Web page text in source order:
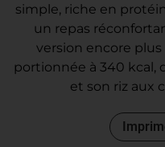
simple, riche en
un repas
version encore
portionnée à 340 kcal,
et son riz aux